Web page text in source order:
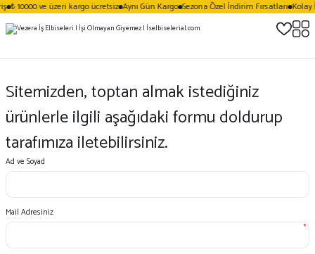
₺ 10000 ve üzeri kargo ücretsiz Aynı Gün Kargo Sezona Özel İndirim Fırsatları Kolay
Sitemizden, toptan almak istediğiniz
ürünlerle ilgili aşağıdaki formu doldurup
tarafımıza iletebilirsiniz.
Ad ve Soyad
Mail Adresiniz
*